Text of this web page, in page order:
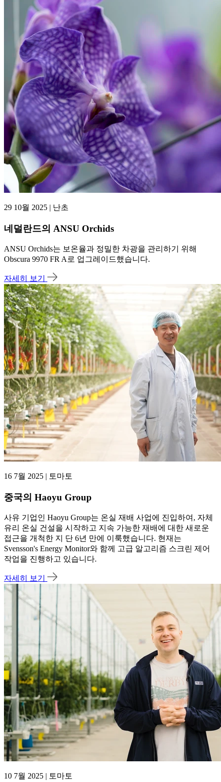
29 10월 2025 | 난초
네덜란드의 ANSU Orchids
ANSU Orchids는 보온율과 정밀한 차광을 관리하기 위해
Obscura 9970 FR A로 업그레이드했습니다.
자세히 보기
16 7월 2025 | 토마토
중국의 Haoyu Group
사유 기업인 Haoyu Group는 온실 재배 사업에 진입하여, 자체
유리 온실 건설을 시작하고 지속 가능한 재배에 대한 새로운
접근을 개척한 지 단 6년 만에 이룩했습니다. 현재는
Svensson's Energy Monitor와 함께 고급 알고리즘 스크린 제어
작업을 진행하고 있습니다.
자세히 보기
10 7월 2025 | 토마토